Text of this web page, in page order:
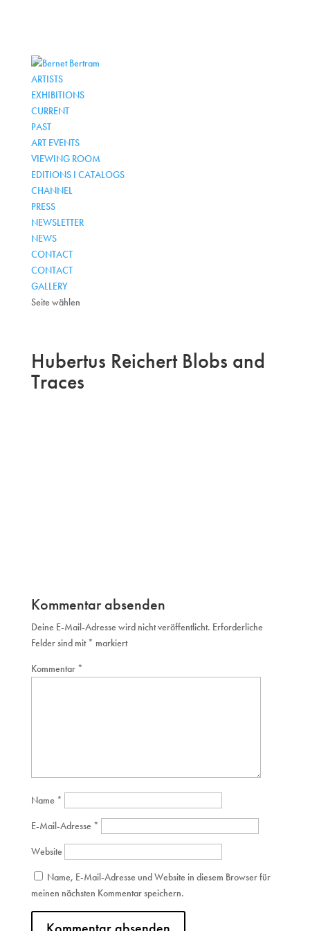
ARTISTS
EXHIBITIONS
CURRENT
PAST
ART EVENTS
VIEWING ROOM
EDITIONS I CATALOGS
CHANNEL
PRESS
NEWSLETTER
NEWS
CONTACT
CONTACT
GALLERY
Seite wählen
Hubertus Reichert Blobs and
Traces
Kommentar absenden
Deine E-Mail-Adresse wird nicht veröffentlicht. Erforderliche
Felder sind mit* markiert
Kommentar *
Name *
E-Mail-Adresse *
Website
Name, E-Mail-Adresse und Website in diesem Browser für
meinen nächsten Kommentar speichern.